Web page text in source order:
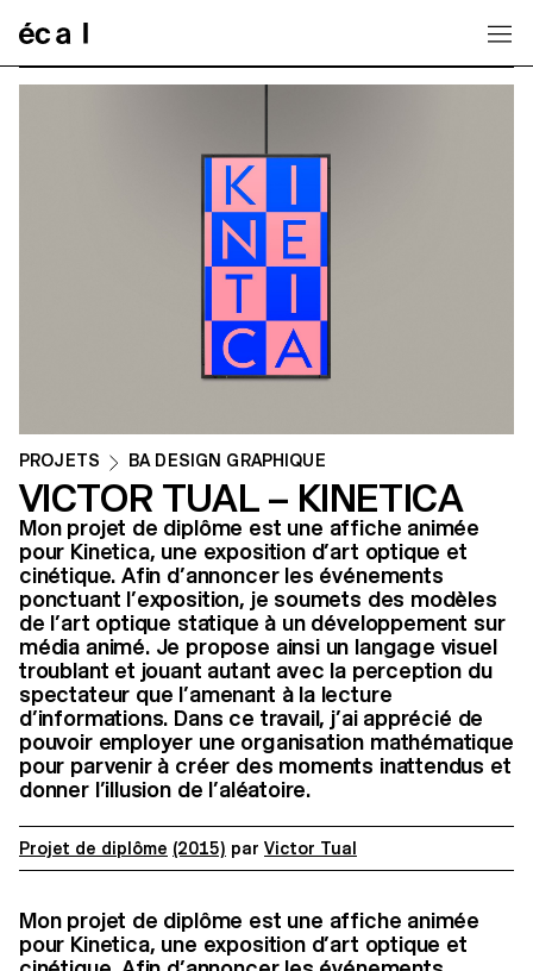
PROJETS BA DESIGN GRAPHIQUE
VICTOR TUAL – KINETICA
Mon projet de diplôme est une affiche animée
pour Kinetica, une exposition d’art optique et
cinétique. Afin d’annoncer les événements
ponctuant l’exposition, je soumets des modèles
de l’art optique statique à un développement sur
média animé. Je propose ainsi un langage visuel
troublant et jouant autant avec la perception du
spectateur que l’amenant à la lecture
d’informations. Dans ce travail, j’ai apprécié de
pouvoir employer une organisation mathématique
pour parvenir à créer des moments inattendus et
donner l’illusion de l’aléatoire.
Projet de diplôme (2015) par Victor Tual
Mon projet de diplôme est une affiche animée
pour Kinetica, une exposition d’art optique et